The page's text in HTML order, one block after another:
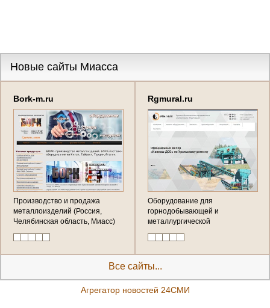
Новые сайты Миасса
Bork-m.ru
Производство и продажа
металлоизделий (Россия,
Челябинская область, Миасс)
Rgmural.ru
Оборудование для
горнодобывающей и
металлургической
промышленности (Россия,
Челябинская область, Миасс)
Все сайты...
Агрегатор новостей 24СМИ